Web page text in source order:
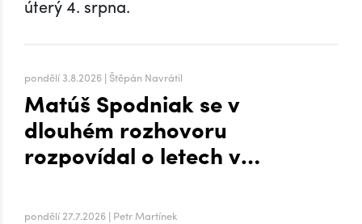
úterý 4. srpna.
pondělí 3.8.2026 | Štěpán Navrátil
Matúš Spodniak se v
dlouhém rozhovoru
rozpovídal o letech v
pondělí 27.7.2026 | Petr Martínek